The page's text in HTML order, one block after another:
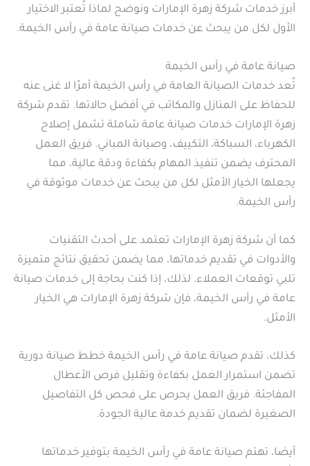
أبرز خدمات شركة زهرة الإمارات ونوضح لماذا تُعتبر الاختيار
الأول لكل من يبحث عن خدمات صيانة عامة في رأس الخيمة.
صيانة عامة في رأس الخيمة
تُعد خدمات الصيانة العامة في رأس الخيمة أمرًا لا غنى عنه
للحفاظ على المنازل والمكاتب في أفضل حالاتها. تقدم شركة
زهرة الإمارات خدمات صيانة عامة شاملة تشمل إصلاح
الكهرباء، السباكة، التكييف، وصيانة المباني. فريق العمل
المحترف يضمن تنفيذ المهام بكفاءة ودقة عالية، مما
يجعلها الخيار الأمثل لكل من يبحث عن خدمات موثوقة في
رأس الخيمة.
كما أن شركة زهرة الإمارات تعتمد على أحدث التقنيات
والأدوات في تقديم خدماتها، مما يضمن تحقيق نتائج متميزة
تلبي توقعات العملاء. لذلك، إذا كنت بحاجة إلى خدمات صيانة
عامة في رأس الخيمة، فإن شركة زهرة الإمارات هي الخيار
الأمثل.
كذلك، تقدم صيانة عامة في رأس الخيمة خطط صيانة دورية
تضمن استمرار العمل بكفاءة وتقليل فرص الأعطال
المفاجئة. فريق العمل يحرص على فحص كل التفاصيل
الصغيرة لضمان تقديم خدمة عالية الجودة.
أيضا، تهتم صيانة عامة في رأس الخيمة بتوفير خدماتها